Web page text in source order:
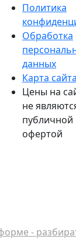
Политика
Обработка
данных
Карта сайта
Цены на
не
публичной
офертой
-